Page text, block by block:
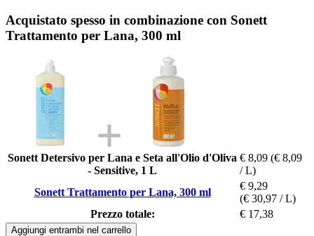
Acquistato spesso in combinazione con Sonett
Trattamento per Lana, 300 ml
Sonett Detersivo per Lana e Seta all'Olio d'Oliva
- Sensitive, 1 L
€ 8,09 (€ 8,09
/ L)
Sonett Trattamento per Lana, 300 ml
€ 9,29
(€ 30,97 / L)
Prezzo totale:
€ 17,38
Aggiungi entrambi nel carrello